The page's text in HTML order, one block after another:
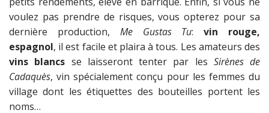
voulez pas prendre de risques, vous opterez pour sa
dernière production, Me Gustas Tu:vin rouge,
espagnol, il est facile et plaira à tous. Les amateurs des
vins blancs se laisseront tenter par les Sirènes de
Cadaquès, vin spécialement conçu pour les femmes du
village dont les étiquettes des bouteilles portent les
noms…